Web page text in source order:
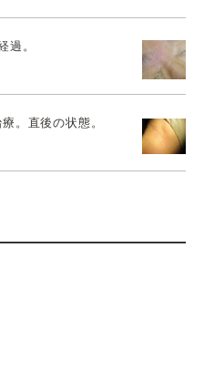
過。
。直後の状態。